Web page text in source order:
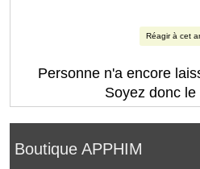
Boutique APPHIM
Réagir à cet
Personne n'a encore
Soyez donc le